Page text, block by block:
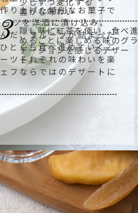
豊かな味わい
隠し味に紅茶を使い、食べ進
めるごとに楽しめる味のグラ
デーションを感じるデザー
ト。
り上げた特別なお菓子で
ツを洋酒に漬け込み、
だ、フルーツが詰まった
とくち食べ進めていくご
ツそれぞれの味わいを楽
フならではのデザートに